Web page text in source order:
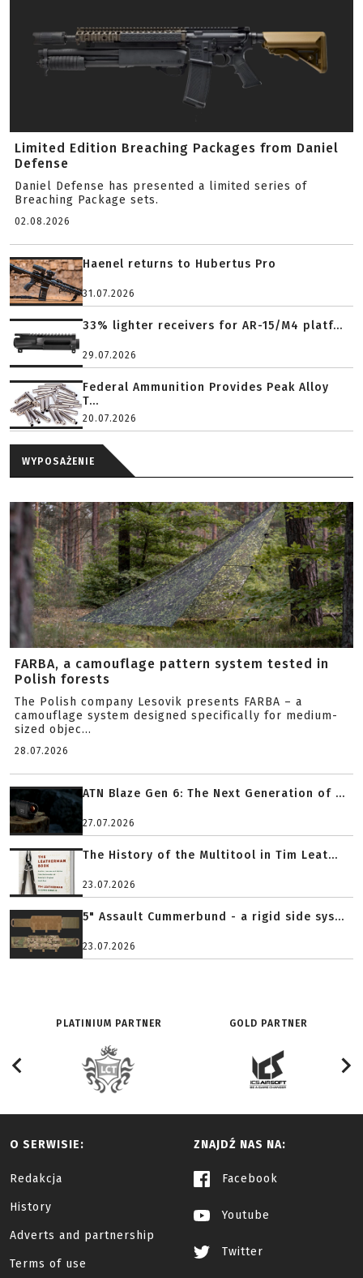
Limited Edition Breaching Packages from Daniel
Defense
Daniel Defense has presented a limited series of
Breaching Package sets.
02.08.2026
Haenel returns to Hubertus Pro
31.07.2026
33% lighter receivers for AR-15/M4 platf...
29.07.2026
Federal Ammunition Provides Peak Alloy
T...
20.07.2026
WYPOSAŻENIE
FARBA, a camouflage pattern system tested in
Polish forests
The Polish company Lesovik presents FARBA – a
camouflage system designed specifically for medium-
sized objec...
28.07.2026
ATN Blaze Gen 6: The Next Generation of ...
27.07.2026
The History of the Multitool in Tim Leat...
23.07.2026
5" Assault Cummerbund - a rigid side sys...
23.07.2026
PLATINIUM PARTNER GOLD PARTNER
O SERWISIE:
Redakcja
History
Adverts and partnership
Terms of use
ZNAJDŹ NAS NA:
Facebook
Youtube
Twitter